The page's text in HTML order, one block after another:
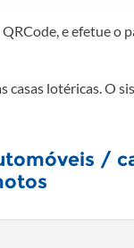
e efetue o
casas lotéricas. O
/